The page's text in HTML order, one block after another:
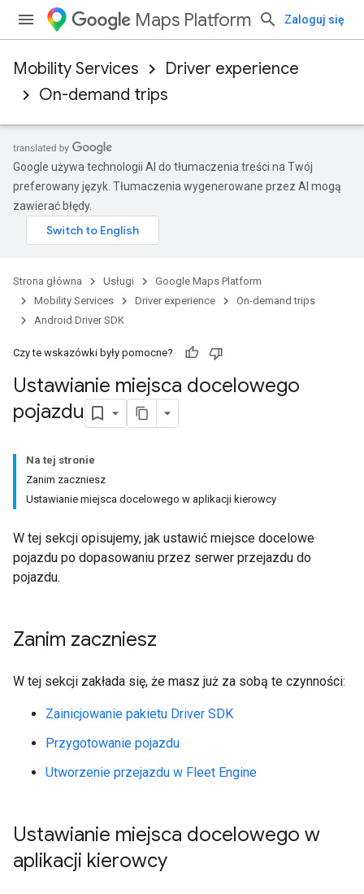
Maps Platform Zaloguj się
Mobility Services
Driver experience
On-demand trips
Google używa technologii AI do tłumaczenia treści na Twój
preferowany język. Tłumaczenia wygenerowane przez AI mogą
zawierać błędy.
Strona główna Usługi
Google Maps Platform
Mobility Services
Driver experience
On-demand trips
Android Driver SDK
Czy te wskazówki były pomocne?
Ustawianie miejsca docelowego
pojazdu
Na tej stronie
Zanim zaczniesz
Ustawianie miejsca docelowego w aplikacji kierowcy
W tej sekcji opisujemy, jak ustawić miejsce docelowe
pojazdu po dopasowaniu przez serwer przejazdu do
pojazdu.
Zanim zaczniesz
W tej sekcji zakłada się, że masz już za sobą te czynności:
Zainicjowanie pakietu Driver SDK
Przygotowanie pojazdu
Utworzenie przejazdu w Fleet Engine
Ustawianie miejsca docelowego w
aplikacji kierowcy